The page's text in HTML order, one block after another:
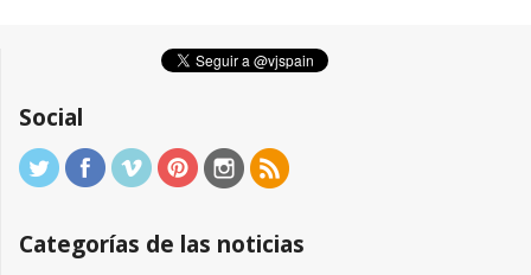
Social
Categorías de las noticias